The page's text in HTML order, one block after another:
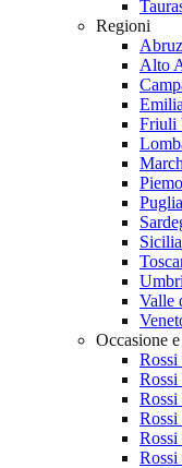
Regioni
Alto
Friuli
Puglia
Sicilia
Valle
Occasione
Rossi
Rossi
Rossi
Rossi
Rossi